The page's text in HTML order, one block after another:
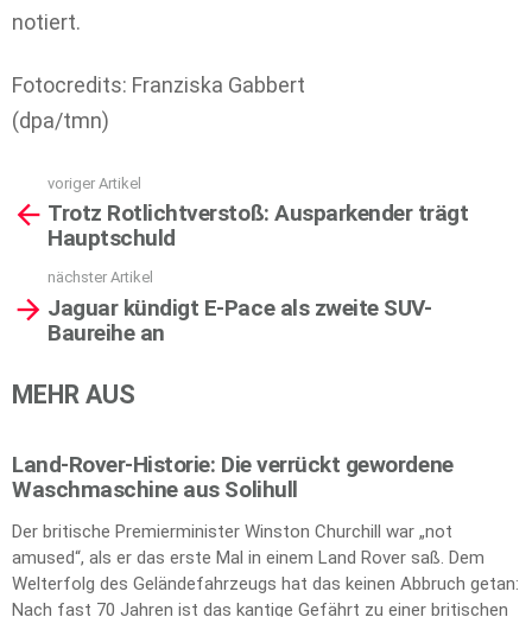
notiert.
Fotocredits: Franziska Gabbert
(dpa/tmn)
more
voriger Artikel
Trotz Rotlichtverstoß: Ausparkender trägt
Hauptschuld
nächster Artikel
Jaguar kündigt E-Pace als zweite SUV-
Baureihe an
MEHR AUS
Land-Rover-Historie: Die verrückt gewordene
Waschmaschine aus Solihull
Der britische Premierminister Winston Churchill war „not
amused“, als er das erste Mal in einem Land Rover saß. Dem
Welterfolg des Geländefahrzeugs hat das keinen Abbruch getan:
Nach fast 70 Jahren ist das kantige Gefährt zu einer britischen